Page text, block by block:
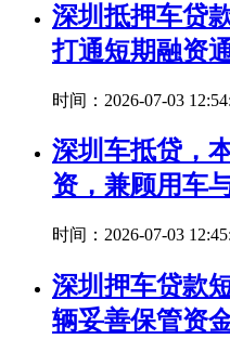
深圳抵押车贷
打通短期融资
时间：2026-07-03
深圳车抵贷，
资，兼顾用车
时间：2026-07-03
深圳押车贷款
辆妥善保管资